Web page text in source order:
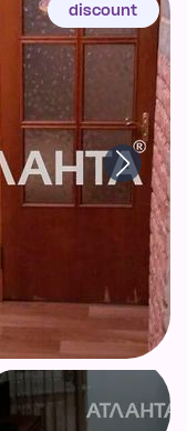
discount